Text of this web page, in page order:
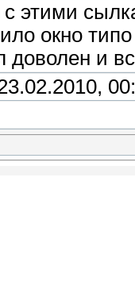
этими
окно
доволен и